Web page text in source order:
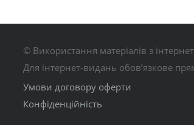
© Використання матеріалів з
Для інтернет-видань обов’язкове
Умови договору оферти
Конфіденційність